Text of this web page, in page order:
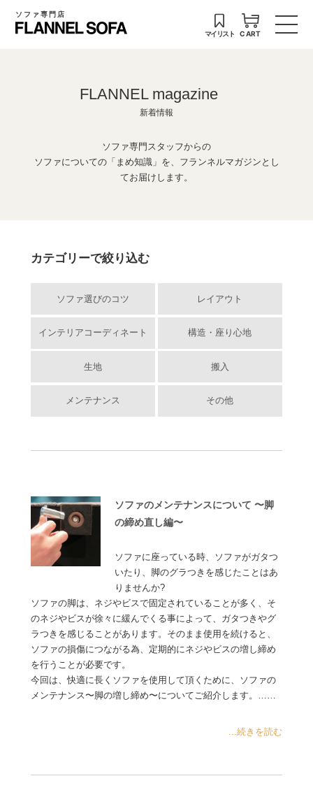
ソファ専門店
マイリスト CART
FLANNEL magazine
新着情報
ソファ専門スタッフからの
ソファについての「まめ知識」を、フランネルマガジンとし
てお届けします。
カテゴリーで絞り込む
ソファ選びのコツ レイアウト
インテリアコーディネート 構造・座り心地
生地 搬入
メンテナンス その他
ソファのメンテナンスについて 〜脚
の締め直し編〜
ソファに座っている時、ソファがガタつ
いたり、脚のグラつきを感じたことはあ
りませんか?
ソファの脚は、ネジやビスで固定されていることが多く、そ
のネジやビスが徐々に緩んでくる事によって、ガタつきやグ
ラつきを感じることがあります。そのまま使用を続けると、
ソファの損傷につながる為、定期的にネジやビスの増し締め
を行うことが必要です。
今回は、快適に長くソファを使用して頂くために、ソファの
メンテナンス〜脚の増し締め〜についてご紹介します。……
...続きを読む